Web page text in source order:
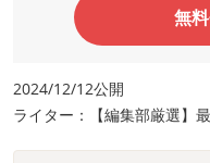
無
2024/12/12公開
ライター：【編集部厳選】